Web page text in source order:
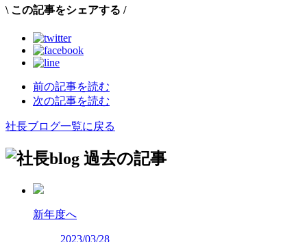
\この記事をシェアする /
前の記事を読む
次の記事を読む
社長ブログ一覧に戻る
過去の記事
新年度へ
2023/03/28